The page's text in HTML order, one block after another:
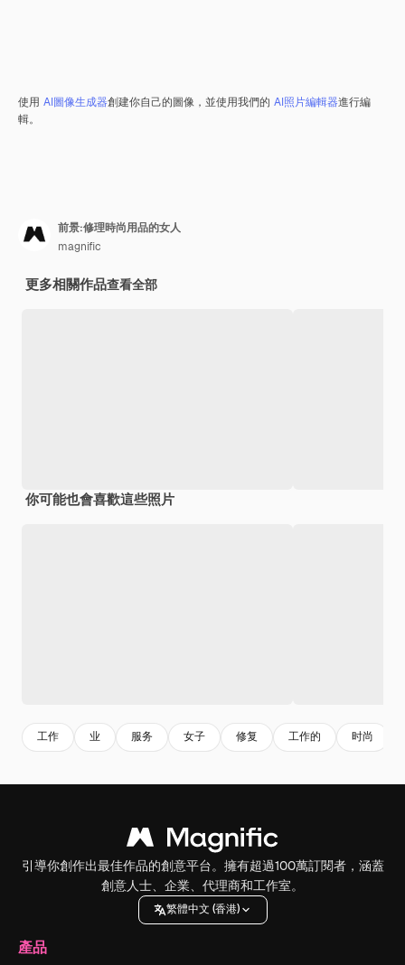
使用 AI圖像生成器創建你自己的圖像，並使用我們的 AI照片編輯器進行編
輯。
前景:修理時尚用品的女人
magnific
更多相關作品查看全部
你可能也會喜歡這些照片
工作 业 服务 女子 修复 工作的 时尚
引導你創作出最佳作品的創意平台。擁有超過100萬訂閱者，涵蓋
創意人士、企業、代理商和工作室。
繁體中文 (香港)
產品